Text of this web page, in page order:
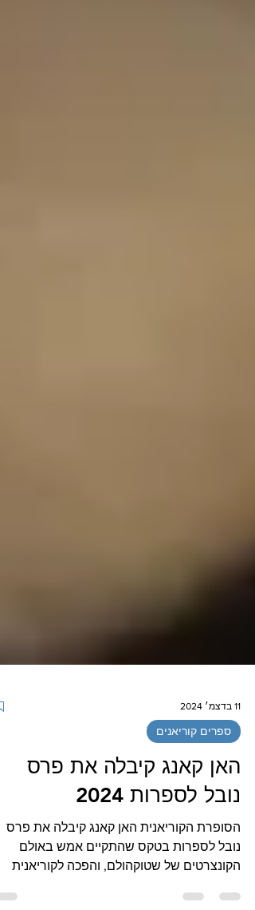
11 בדצמ׳ 2024
ספרים קוריאנים
האן קאנג קיבלה את פרס
נובל לספרות 2024
הסופרת הקוריאנית האן קאנג קיבלה את פרס
הקונצרטים של שטוקהולם, והפכה לקוריאנית